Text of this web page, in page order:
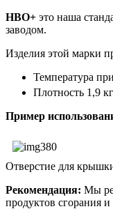
HBO+ это наша
заводом.
Изделия этой марки
Температура
Плотность 1,9
Пример
Отверстие для
Рекомендация: Мы
продуктов сгорания